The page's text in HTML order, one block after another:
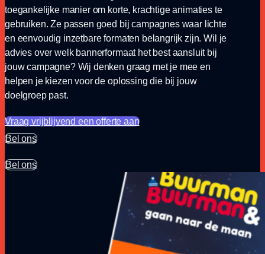
toegankelijke manier om korte, krachtige animaties te
gebruiken. Ze passen goed bij campagnes waar lichte
en eenvoudig inzetbare formaten belangrijk zijn. Wil je
advies over welk bannerformaat het best aansluit bij
jouw campagne? Wij denken graag met je mee en
helpen je kiezen voor de oplossing die bij jouw
doelgroep past.
Vraag vrijblijvend een offerte aan
Bel ons
Bel ons